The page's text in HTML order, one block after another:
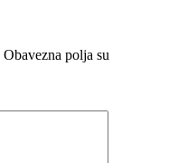
Obavezna polja su